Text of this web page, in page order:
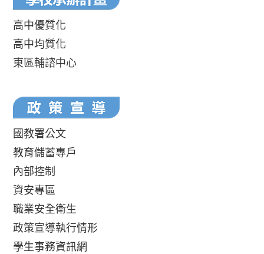
高中優質化
高中均質化
東區輔諮中心
國教署公文
教育儲蓄專戶
內部控制
資安專區
職業安全衛生
政策宣導執行情形
學生事務資訊網